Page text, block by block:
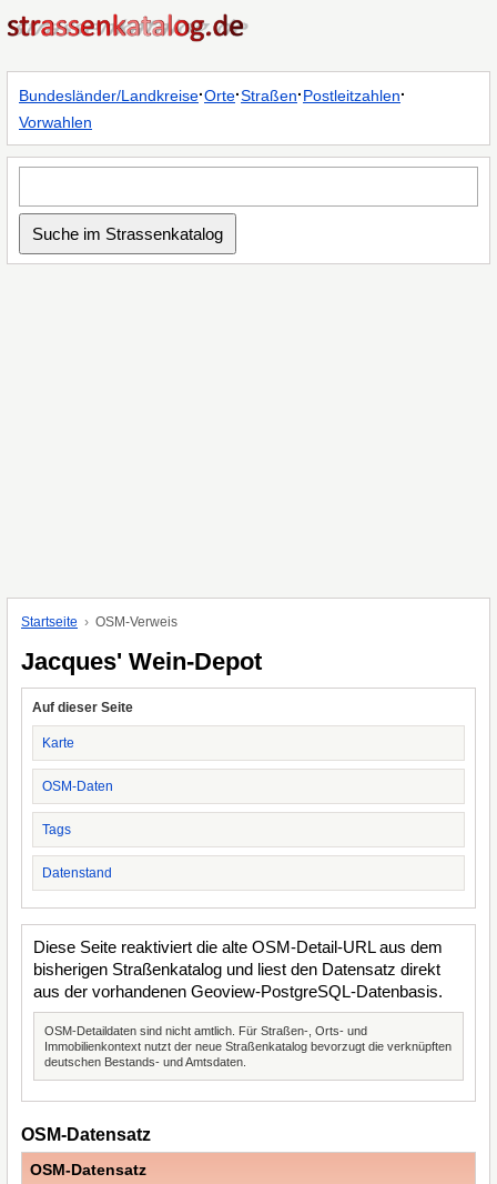
Bundesländer/Landkreise·Orte·Straßen·Postleitzahlen·
Vorwahlen
Startseite OSM-Verweis
Jacques' Wein-Depot
Auf dieser Seite
Karte
OSM-Daten
Tags
Datenstand
Diese Seite reaktiviert die alte OSM-Detail-URL aus dem
bisherigen Straßenkatalog und liest den Datensatz direkt
aus der vorhandenen Geoview-PostgreSQL-Datenbasis.
OSM-Detaildaten sind nicht amtlich. Für Straßen-, Orts- und
Immobilienkontext nutzt der neue Straßenkatalog bevorzugt die verknüpften
deutschen Bestands- und Amtsdaten.
OSM-Datensatz
OSM-Datensatz